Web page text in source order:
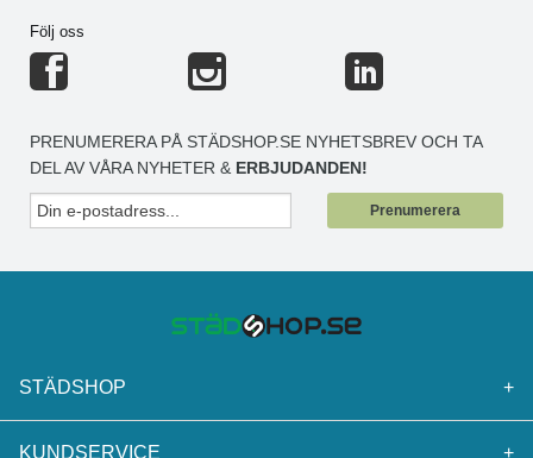
Följ oss
PRENUMERERA PÅ STÄDSHOP.SE NYHETSBREV OCH TA
DEL AV VÅRA NYHETER & ERBJUDANDEN!
Prenumerera
STÄDSHOP +
KUNDSERVICE +